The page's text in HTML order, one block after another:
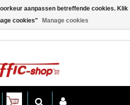
aanpassen betreffende cookies. Klik
cookies"
Manage cookies